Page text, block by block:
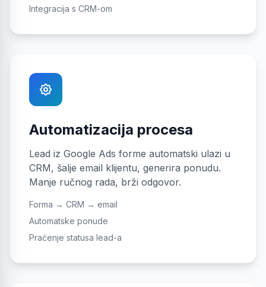
Integracija s CRM-om
Automatizacija procesa
Lead iz Google Ads forme automatski ulazi u
CRM, šalje email klijentu, generira ponudu.
Manje ručnog rada, brži odgovor.
Forma → CRM → email
Automatske ponude
Praćenje statusa lead-a